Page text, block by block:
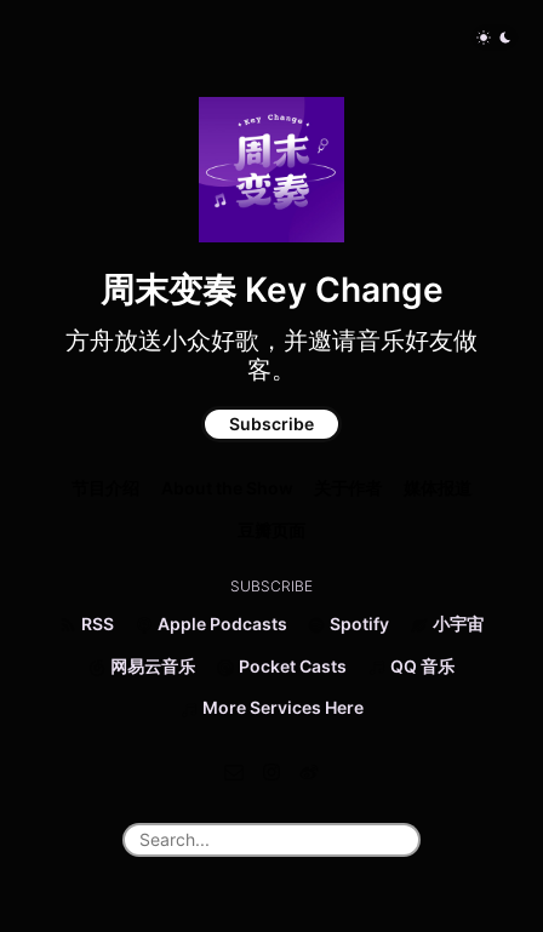
周末变奏 Key Change
方舟放送小众好歌，并邀请音乐好友做
客。
Subscribe
SUBSCRIBE
RSS Apple Podcasts Spotify 小宇宙
网易云音乐 Pocket Casts QQ 音乐
More Services Here